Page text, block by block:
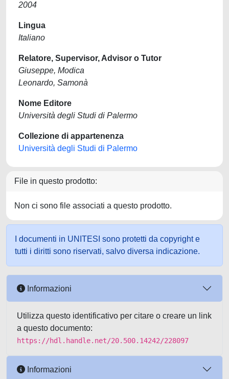
2004
Lingua
Italiano
Relatore, Supervisor, Advisor o Tutor
Giuseppe, Modica
Leonardo, Samonà
Nome Editore
Università degli Studi di Palermo
Collezione di appartenenza
Università degli Studi di Palermo
File in questo prodotto:
Non ci sono file associati a questo prodotto.
I documenti in UNITESI sono protetti da copyright e
tutti i diritti sono riservati, salvo diversa indicazione.
Informazioni
Utilizza questo identificativo per citare o creare un link
a questo documento:
https://hdl.handle.net/20.500.14242/228097
Informazioni